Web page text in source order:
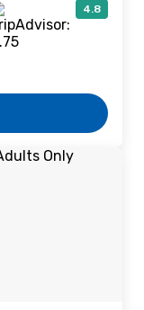
4.8